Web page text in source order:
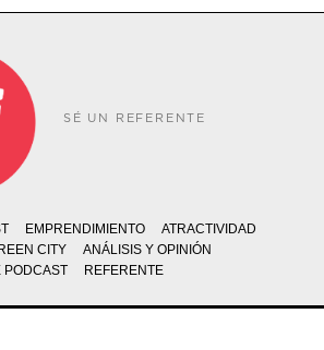
SÉ UN REFERENTE
EMPRENDIMIENTO
ATRACTIVIDAD
CITY
ANÁLISIS Y OPINIÓN
PODCAST
REFERENTE